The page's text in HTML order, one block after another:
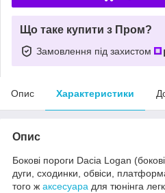
Що таке купити з Пром?
Замовлення під захистом
Опис Характеристики
Опис
Бокові пороги Dacia Logan
дуги, сходинки, обвіси,
того ж аксесуара для тюнінга